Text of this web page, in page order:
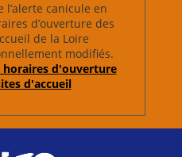
l’alerte canicule en
d’ouverture des
de la Loire
modifiés.
horaires d'ouverture
d'accueil